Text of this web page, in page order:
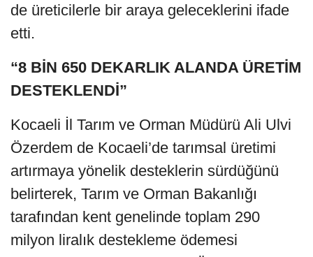
de üreticilerle bir araya geleceklerini ifade
etti.
“8 BİN 650 DEKARLIK ALANDA ÜRETİM
DESTEKLENDİ”
Kocaeli İl Tarım ve Orman Müdürü Ali Ulvi
Özerdem de Kocaeli’de tarımsal üretimi
artırmaya yönelik desteklerin sürdüğünü
belirterek, Tarım ve Orman Bakanlığı
tarafından kent genelinde toplam 290
milyon liralık destekleme ödemesi